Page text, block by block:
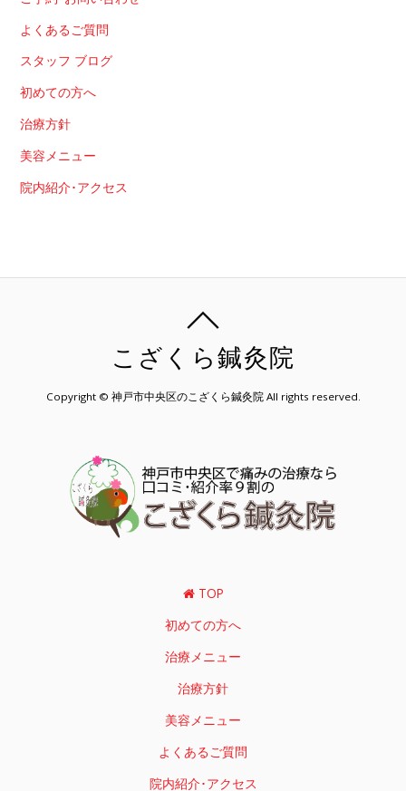
よくあるご質問
スタッフ ブログ
初めての方へ
治療方針
美容メニュー
院内紹介･アクセス
こざくら鍼灸院
Copyright © 神戸市中央区のこざくら鍼灸院 All rights reserved.
TOP
初めての方へ
治療メニュー
治療方針
美容メニュー
よくあるご質問
院内紹介･アクセス